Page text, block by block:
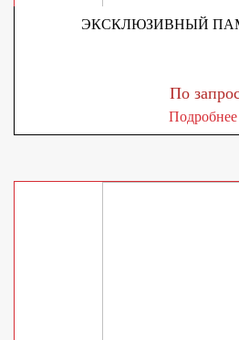
ЭКСКЛЮЗИВНЫЙ
По
Подробнее